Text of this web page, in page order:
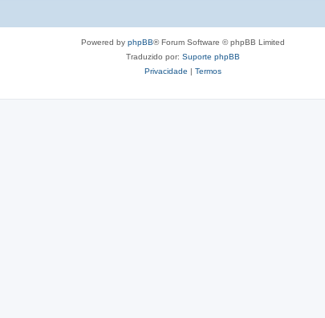
Powered by phpBB® Forum Software © phpBB Limited
Traduzido por: Suporte phpBB
Privacidade | Termos